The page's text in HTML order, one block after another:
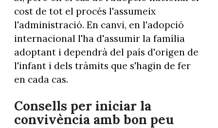
cost de tot el procés l'assumeix
l'administració. En canvi, en l'adopció
internacional l'ha d'assumir la família
adoptant i dependrà del país d'origen de
l'infant i dels tràmits que s'hagin de fer
en cada cas.
Consells per iniciar la
convivència amb bon peu